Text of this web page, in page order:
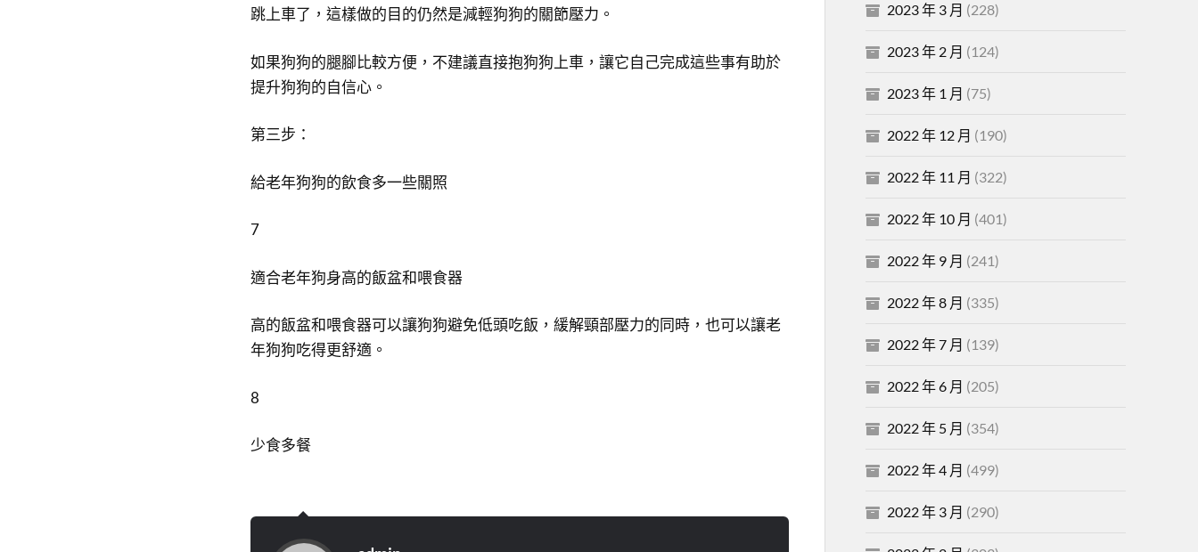
跳上車了，這樣做的目的仍然是減輕狗狗的關節壓力。
如果狗狗的腿腳比較方便，不建議直接抱狗狗上車，讓它自己完成這些事有助於
提升狗狗的自信心。
第三步：
給老年狗狗的飲食多一些關照
7
適合老年狗身高的飯盆和喂食器
高的飯盆和喂食器可以讓狗狗避免低頭吃飯，緩解頸部壓力的同時，也可以讓老
年狗狗吃得更舒適。
8
少食多餐
2023 年 3 月 (228)
2023 年 2 月 (124)
2023 年 1 月 (75)
2022 年 12 月 (190)
2022 年 11 月 (322)
2022 年 10 月 (401)
2022 年 9 月 (241)
2022 年 8 月 (335)
2022 年 7 月 (139)
2022 年 6 月 (205)
2022 年 5 月 (354)
2022 年 4 月 (499)
2022 年 3 月 (290)